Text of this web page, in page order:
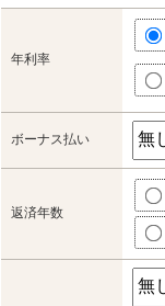
年利率
ボーナス払い
返済年数